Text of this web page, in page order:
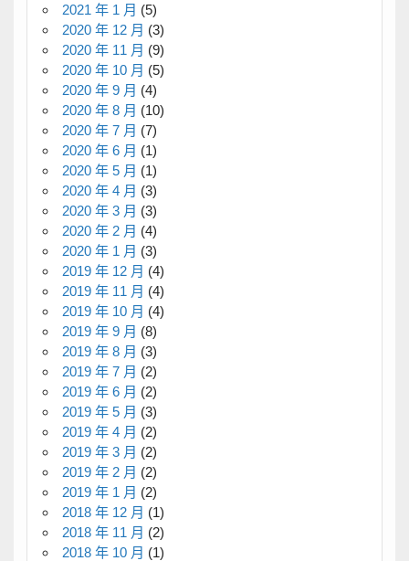
2021 年 1 月 (5)
2020 年 12 月 (3)
2020 年 11 月 (9)
2020 年 10 月 (5)
2020 年 9 月 (4)
2020 年 8 月 (10)
2020 年 7 月 (7)
2020 年 6 月 (1)
2020 年 5 月 (1)
2020 年 4 月 (3)
2020 年 3 月 (3)
2020 年 2 月 (4)
2020 年 1 月 (3)
2019 年 12 月 (4)
2019 年 11 月 (4)
2019 年 10 月 (4)
2019 年 9 月 (8)
2019 年 8 月 (3)
2019 年 7 月 (2)
2019 年 6 月 (2)
2019 年 5 月 (3)
2019 年 4 月 (2)
2019 年 3 月 (2)
2019 年 2 月 (2)
2019 年 1 月 (2)
2018 年 12 月 (1)
2018 年 11 月 (2)
2018 年 10 月 (1)